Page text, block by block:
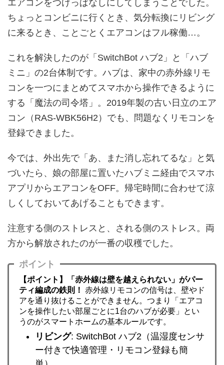
エアコンをつけっぱなしにしてしまうことでした。
ちょっとコンビニに行くとき、気分転換にリビング
に来るとき、ことごとくエアコンはフル稼働…。
これを解決したのが「SwitchBot ハブ2」と「ハブ
ミニ」の2台体制です。ハブは、家中の赤外線リモ
コンを一つにまとめてスマホから操作できるように
する「魔法の司令塔」。2019年製の古い日立のエア
コン（RAS-WBK56H2）でも、問題なくリモコンを
登録できました。
今では、外出先で「あ、また消し忘れてるな」と気
づいたら、娘の部屋に置いたハブミニ経由でスマホ
アプリからエアコンをOFF。帰宅時間に合わせて涼
しくしておいてあげることもできます。
注意する側のストレスと、される側のストレス。両
方から解放されたのが一番の収穫でした。
ポイント
【ポイント】「赤外線は壁を越えられない」がパー
ティ編成の鉄則！ 赤外線リモコンの信号は、壁やド
アを通り抜けることができません。つまり「エアコ
ンを操作したい部屋ごとに1台のハブが必要」とい
うのがスマートホームの基本ルールです。
リビング: SwitchBot ハブ2（温湿度センサ
ー付きで快適管理・リモコン登録も簡